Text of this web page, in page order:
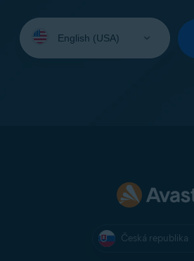
jazyk:
Česká republika